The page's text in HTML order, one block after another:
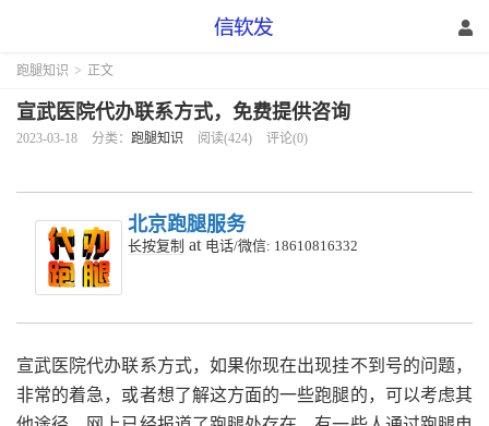
跑腿知识 > 正文
宣武医院代办联系方式，免费提供咨询
2023-03-18 分类： 跑腿知识 阅读(424) 评论(0)
北京跑腿服务
长按复制 at 电话/微信: 18610816332
宣武医院代办联系方式，如果你现在出现挂不到号的问题，
非常的着急，或者想了解这方面的一些跑腿的，可以考虑其